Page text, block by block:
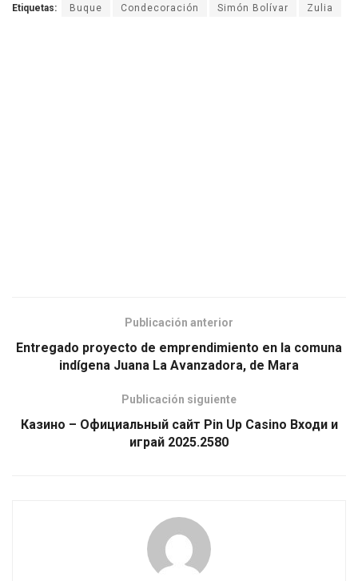
Etiquetas: Buque Condecoración Simón Bolívar Zulia
Publicación anterior
Entregado proyecto de emprendimiento en la comuna
indígena Juana La Avanzadora, de Mara
Publicación siguiente
Казино – Официальный сайт Pin Up Casino Входи и
играй 2025.2580